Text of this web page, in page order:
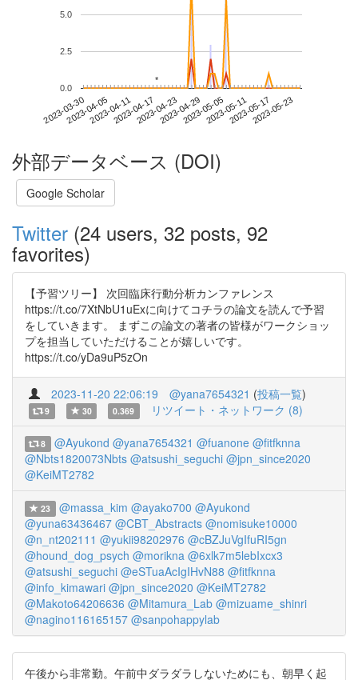
2023-03-302023-04-052023-04-112023-04-172023-04-232023-04-292023-05-052023-05-112023-05-172023-05-23
0.0
2.5
5.0
**
外部データベース (DOI)
Google Scholar
Twitter (24 users, 32 posts, 92
favorites)
【予習ツリー】 次回臨床行動分析カンファレンス
https://t.co/7XtNbU1uExに向けてコチラの論文を読んで予習
をしていきます。 まずこの論文の著者の皆様がワークショッ
プを担当していただけることが嬉しいです。
https://t.co/yDa9uP5zOn
2023-11-20 22:06:19 @yana7654321 (投稿一覧)
9 30 0.369 リツイート・ネットワーク (8)
8 @Ayukond @yana7654321 @fuanone @fitfknna
@Nbts1820073Nbts @atsushi_seguchi @jpn_since2020
@KeiMT2782
23 @massa_kim @ayako700 @Ayukond
@yuna63436467 @CBT_Abstracts @nomisuke10000
@n_nt202111 @yukii98202976 @cBZJuVgIfuRI5gn
@hound_dog_psych @morikna @6xlk7m5lebIxcx3
@atsushi_seguchi @eSTuaAcIgIHvN88 @fitfknna
@info_kimawari @jpn_since2020 @KeiMT2782
@Makoto64206636 @Mitamura_Lab @mizuame_shinri
@nagino116165157 @sanpohappylab
午後から非常勤。午前中ダラダラしないためにも、朝早く起